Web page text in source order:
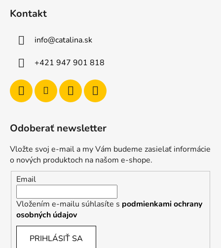
Kontakt
info@catalina.sk
+421 947 901 818
Odoberať newsletter
Vložte svoj e-mail a my Vám budeme zasielať informácie
o nových produktoch na našom e-shope.
Email
Vložením e-mailu súhlasíte s podmienkami ochrany
osobných údajov
PRIHLÁSIŤ SA